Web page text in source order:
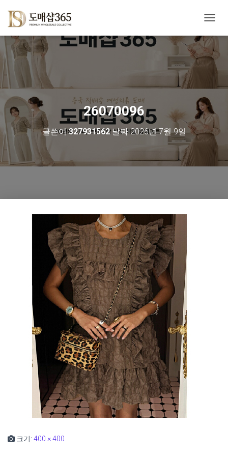
비
게
이
션
26070096
글쓴이327931562날짜2026년 7월 9일
크기: 400 × 400